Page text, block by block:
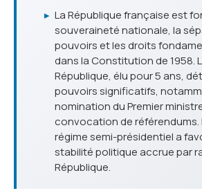
▸ La République française est
souveraineté nationale, la
pouvoirs et les droits
dans la Constitution de 1958.
République, élu pour 5 ans,
pouvoirs significatifs,
nomination du Premier
convocation de référendums.
régime semi-présidentiel a
stabilité politique accrue par
République.